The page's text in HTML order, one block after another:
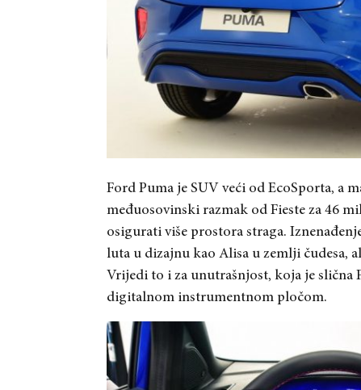
Ford Puma je SUV veći od EcoSporta, a
međuosovinski razmak od Fieste za 46
osigurati više prostora straga.
luta u dizajnu kao Alisa u zemlji čudesa,
Vrijedi to i za unutrašnjost, koja je
digitalnom instrumentnom pločom.